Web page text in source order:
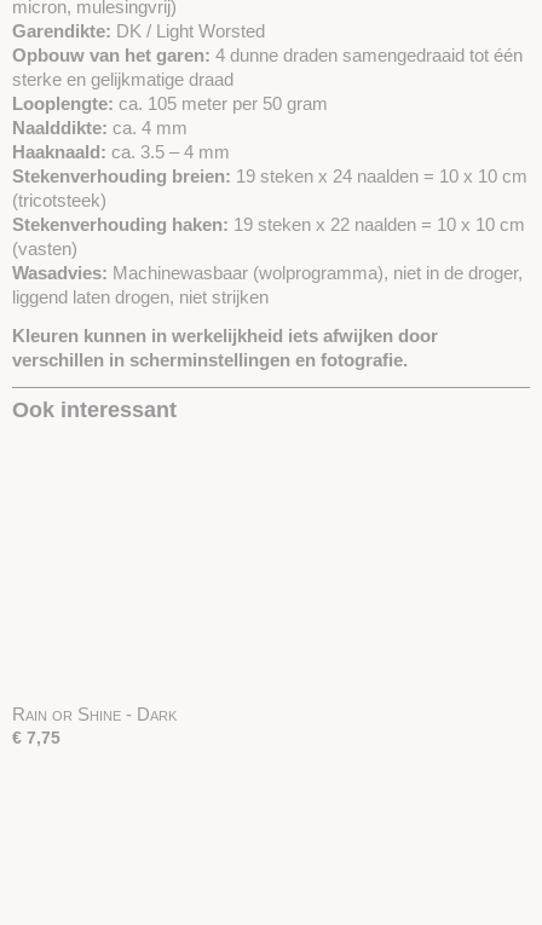
micron, mulesingvrij)
Garendikte: DK / Light Worsted
Opbouw van het garen: 4 dunne draden samengedraaid tot één
sterke en gelijkmatige draad
Looplengte: ca. 105 meter per 50 gram
Naalddikte: ca. 4 mm
Haaknaald: ca. 3.5 – 4 mm
Stekenverhouding breien: 19 steken x 24 naalden = 10 x 10 cm
(tricotsteek)
Stekenverhouding haken: 19 steken x 22 naalden = 10 x 10 cm
(vasten)
Wasadvies: Machinewasbaar (wolprogramma), niet in de droger,
liggend laten drogen, niet strijken
Kleuren kunnen in werkelijkheid iets afwijken door
verschillen in scherminstellingen en fotografie.
Ook interessant
Rain or Shine - Dark
€ 7,75